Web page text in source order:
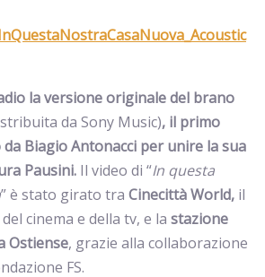
la versione originale del brano
da Sony Music), il primo
Biagio Antonacci per unire la sua
Pausini. Il video di “In questa
” è stato girato tra Cinecittà World, il
cinema e della tv, e la stazione
Ostiense, grazie alla collaborazione
FS.